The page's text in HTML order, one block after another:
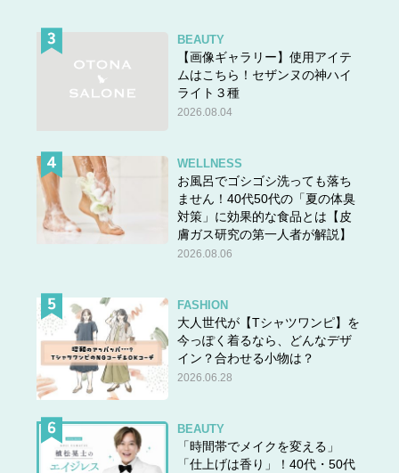
BEAUTY
【画像ギャラリー】使用アイテ
ムはこちら！セザンヌの神ハイ
ライト３種
2026.08.04
WELLNESS
お風呂でゴシゴシ洗っても落ち
ません！40代50代の「夏の体臭
対策」に効果的な食品とは【皮
膚ガス研究の第一人者が解説】
2026.08.06
FASHION
大人世代が【Tシャツワンピ】を
今っぽく着るなら、どんなデザ
イン？合わせる小物は？
2026.06.28
BEAUTY
「時間帯でメイクを変える」
「仕上げは香り」！40代・50代